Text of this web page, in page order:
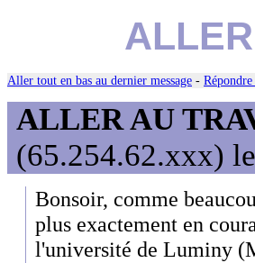
Aller tout en bas au dernier message - Répondre
ALLER AU
(65.254.62.xxx)
Bonsoir, comme
plus exactement en
l'université de Luminy